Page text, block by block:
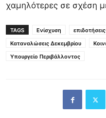
χαμηλότερες σε σχέση
TAGS Ενίσχυση επιδοτήσεις
Καταναλώσεις Δεκεμβρίου
Υπουργείο Περιβάλλοντος